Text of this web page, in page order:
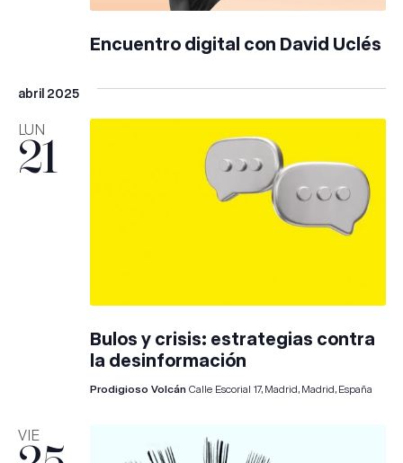
Encuentro digital con David Uclés
abril 2025
LUN
21
Bulos y crisis: estrategias contra
la desinformación
Prodigioso Volcán Calle Escorial 17, Madrid, Madrid, España
VIE